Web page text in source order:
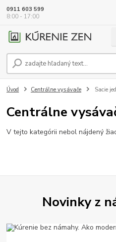
0911 603 599
8:00 - 17:00
Úvod Centrálne vysávače Sacie
Centrálne
V tejto kategórii nebol nájdený
Novinky z